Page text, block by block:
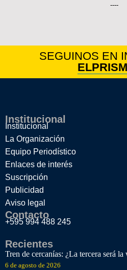
----
SEGUINOS EN
Institucional
Institucional
La Organización
Equipo Periodístico
Enlaces de interés
Suscripción
Publicidad
Aviso legal
Contacto
+595 994 488 245
Recientes
Tren de cercanías: ¿La tercera será la
6 de agosto de 2026